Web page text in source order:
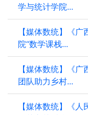
学与统计学院...
【媒体数统】《
院“数学课栈...
【媒体数统】《
团队助力乡村...
【媒体数统】《